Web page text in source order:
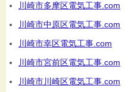
川崎市多摩区電気工事.com
川崎市中原区電気工事.com
川崎市幸区電気工事.com
川崎市宮前区電気工事.com
川崎市川崎区電気工事.com